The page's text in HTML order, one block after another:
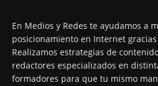
En Medios y Redes te ayudamos a
posicionamiento en Internet
Realizamos estrategias de
redactores especializados en
formadores para que tu mismo